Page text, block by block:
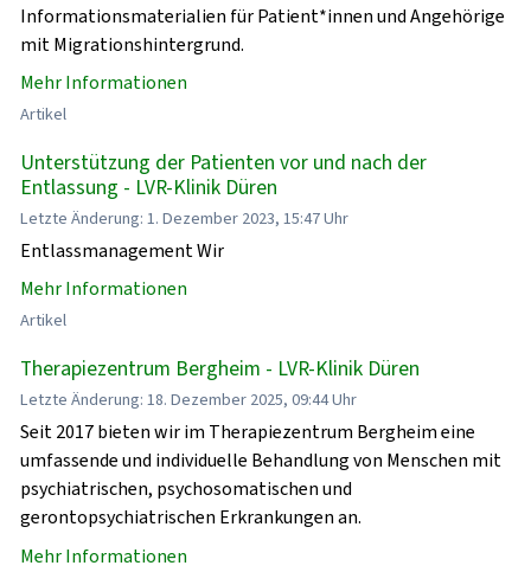
Informationsmaterialien für Patient*innen und Angehörige
mit Migrationshintergrund.
Mehr Informationen
Artikel
Unterstützung der Patienten vor und nach der
Entlassung - LVR-Klinik Düren
Letzte Änderung: 1. Dezember 2023, 15:47 Uhr
Entlassmanagement Wir
Mehr Informationen
Artikel
Therapiezentrum Bergheim - LVR-Klinik Düren
Letzte Änderung: 18. Dezember 2025, 09:44 Uhr
Seit 2017 bieten wir im Therapiezentrum Bergheim eine
umfassende und individuelle Behandlung von Menschen mit
psychiatrischen, psychosomatischen und
gerontopsychiatrischen Erkrankungen an.
Mehr Informationen